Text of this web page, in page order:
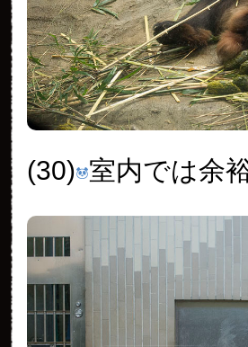
(30) 室内では余